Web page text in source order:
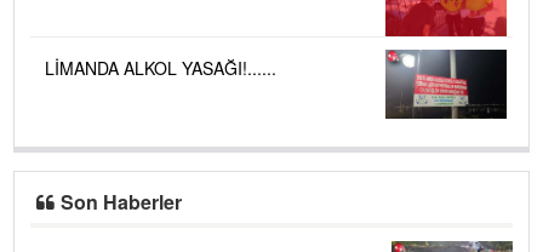
LİMANDA ALKOL YASAĞI!......
Son Haberler